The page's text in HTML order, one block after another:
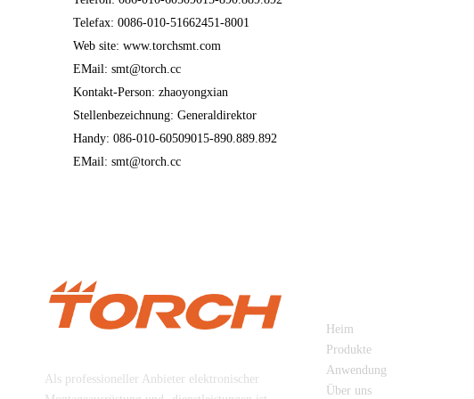
Telefax: 0086-010-51662451-8001
Web site: www.torchsmt.com
EMail: smt@torch.cc
Kontakt-Person: zhaoyongxian
Stellenbezeichnung: Generaldirektor
Handy: 086-010-60509015-890.889.892
EMail: smt@torch.cc
Als professioneller Anbieter elektronischer
Heim
Produkte
Anwendung
Über uns